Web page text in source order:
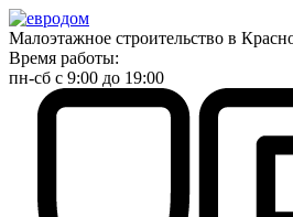
Малоэтажное строительство в
Время работы:
пн-сб с 9:00 до 19:00